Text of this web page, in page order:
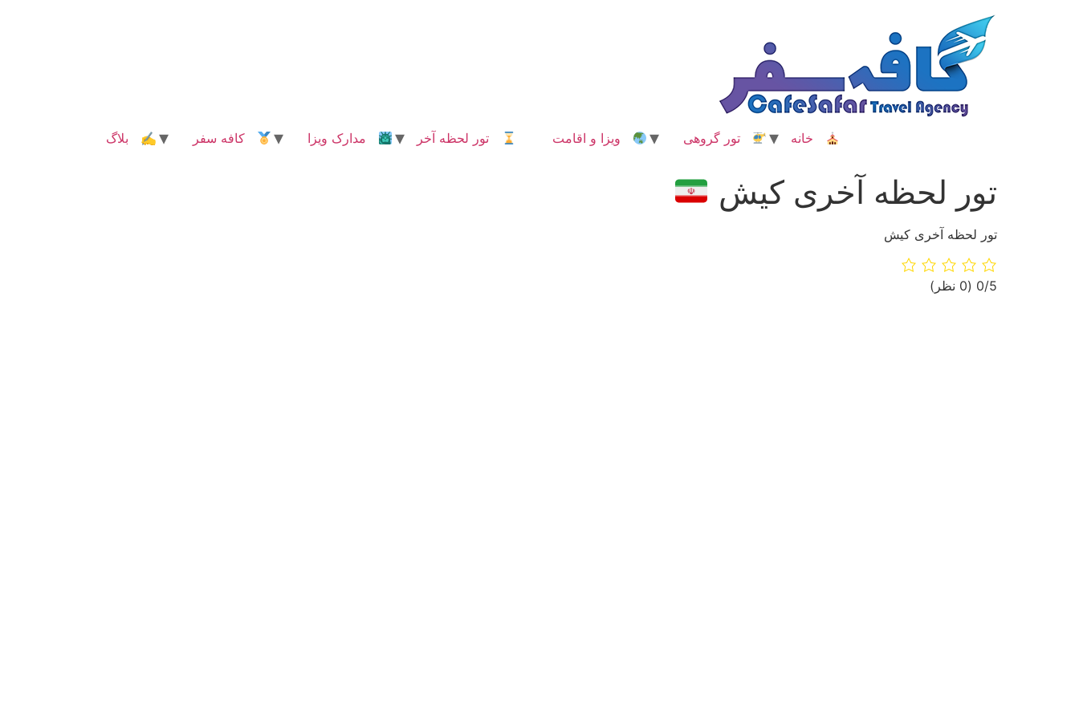
خانه تور گروهی ویزا و اقامت تور لحظه آخر مدارک ویزا کافه سفر ✍ بلاگ
تور لحظه آخری کیش
تور لحظه آخری کیش
‫0/5 ‫(0 نظر)